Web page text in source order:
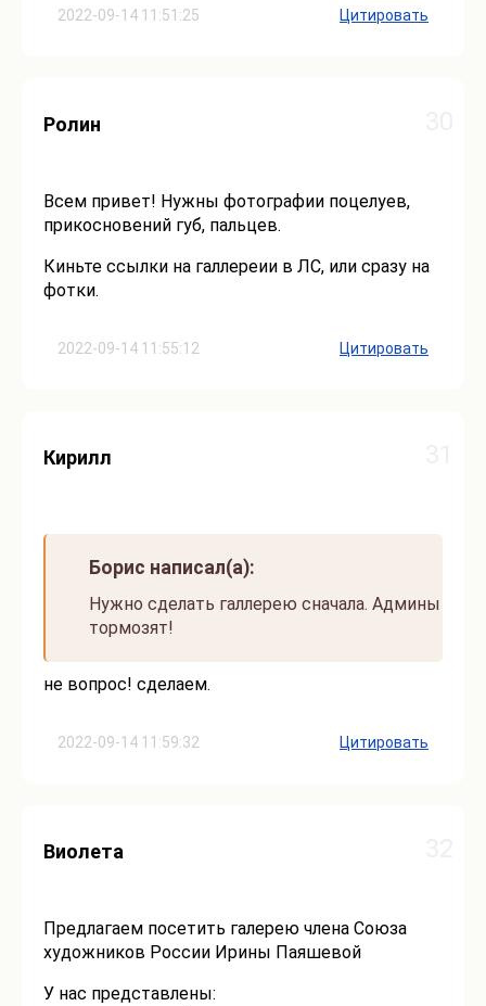
2022-09-14 11:51:25 Цитировать
2022-09-14 11:55:12
Ролин
Всем привет! Нужны фотографии поцелуев,
прикосновений губ, пальцев.
Киньте ссылки на галлереии в ЛС, или сразу на
фотки.
Цитировать
2022-09-14 11:59:32
Кирилл
Борис написал(а):
Нужно сделать галлерею сначала. Админы
тормозят!
не вопрос! сделаем.
Цитировать
Виолета
Предлагаем посетить галерею члена Союза
художников России Ирины Паяшевой
У нас представлены: